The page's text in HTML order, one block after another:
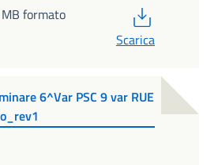
formato
Scarica
6^Var PSC 9 var RUE